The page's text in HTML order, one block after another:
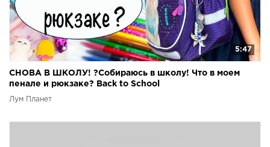
5:47
СНОВА В ШКОЛУ! ?Собираюсь в школу! Что в моем
пенале и рюкзаке? Back to School
Лум Планет